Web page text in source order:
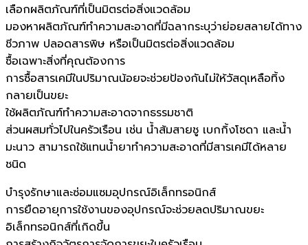
เลือกผลิตภัณฑ์ที่เป็นมิตรต่อสิ่งแวดล้อม
มองหาผลิตภัณฑ์ทำความสะอาดที่มีฉลากระบุว่าย่อยสลายได้ทาง
ชีวภาพ ปลอดสารพิษ หรือเป็นมิตรต่อสิ่งแวดล้อม
ซื้อเฉพาะสิ่งที่คุณต้องการ
การซื้อสารเคมีในปริมาณน้อยจะช่วยป้องกันไม่ให้วัสดุเหลือทิ้ง
กลายเป็นขยะ
ใช้ผลิตภัณฑ์ทำความสะอาดจากธรรมชาติ
ส่วนผสมทั่วไปในครัวเรือน เช่น น้ำส้มสายชู เบกกิ้งโซดา และน้ำ
มะนาว สามารถใช้แทนน้ำยาทำความสะอาดที่มีสารเคมีได้หลาย
ชนิด
บำรุงรักษาและซ่อมแซมอุปกรณ์อิเล็กทรอนิกส์
การยืดอายุการใช้งานของอุปกรณ์จะช่วยลดปริมาณขยะ
อิเล็กทรอนิกส์ที่เกิดขึ้น